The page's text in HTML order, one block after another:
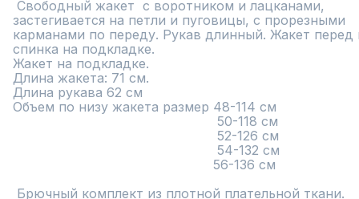
застегивается на петли и пуговицы, с прорезными
карманами по переду. Рукав длинный. Жакет перед
спинка на подкладке.
Жакет на подкладке.
Длина жакета: 71 см.
Длина рукава 62 см
Объем по низу жакета размер 48-114 см